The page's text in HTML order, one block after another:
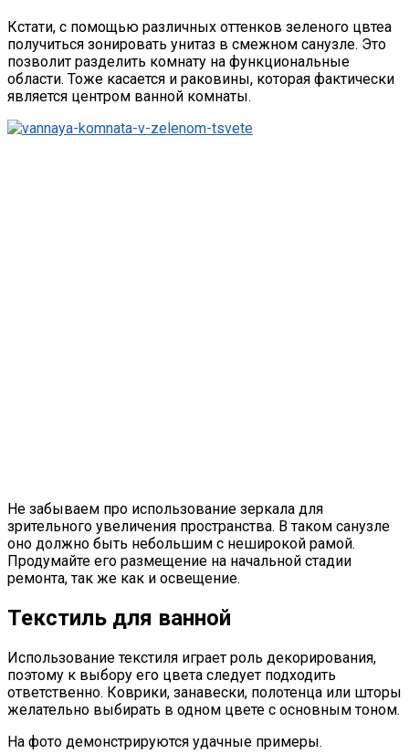
Кстати, с помощью различных оттенков зеленого цвтеа
получиться зонировать унитаз в смежном санузле. Это
позволит разделить комнату на функциональные
области. Тоже касается и раковины, которая фактически
является центром ванной комнаты.
Не забываем про использование зеркала для
зрительного увеличения пространства. В таком санузле
оно должно быть небольшим с неширокой рамой.
Продумайте его размещение на начальной стадии
ремонта, так же как и освещение.
Текстиль для ванной
Использование текстиля играет роль декорирования,
поэтому к выбору его цвета следует подходить
ответственно. Коврики, занавески, полотенца или шторы
желательно выбирать в одном цвете с основным тоном.
На фото демонстрируются удачные примеры.